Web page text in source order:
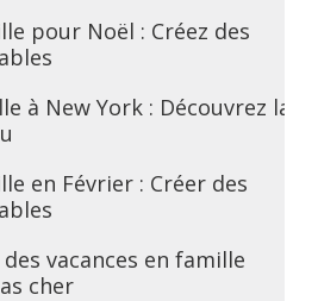
pour Noël : Créez des
à New York : Découvrez la
en Février : Créer des
vacances en famille
cher